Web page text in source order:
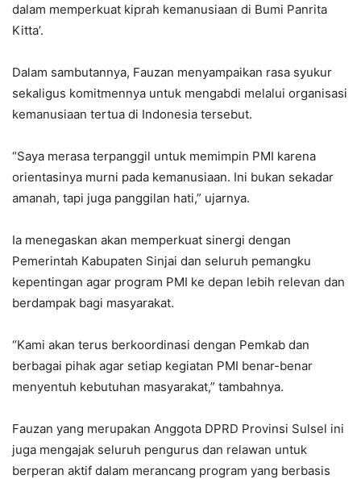
dalam memperkuat kiprah kemanusiaan di Bumi Panrita
Kitta’.
Dalam sambutannya, Fauzan menyampaikan rasa syukur
sekaligus komitmennya untuk mengabdi melalui organisasi
kemanusiaan tertua di Indonesia tersebut.
“Saya merasa terpanggil untuk memimpin PMI karena
orientasinya murni pada kemanusiaan. Ini bukan sekadar
amanah, tapi juga panggilan hati,” ujarnya.
Ia menegaskan akan memperkuat sinergi dengan
Pemerintah Kabupaten Sinjai dan seluruh pemangku
kepentingan agar program PMI ke depan lebih relevan dan
berdampak bagi masyarakat.
“Kami akan terus berkoordinasi dengan Pemkab dan
berbagai pihak agar setiap kegiatan PMI benar-benar
menyentuh kebutuhan masyarakat,” tambahnya.
Fauzan yang merupakan Anggota DPRD Provinsi Sulsel ini
juga mengajak seluruh pengurus dan relawan untuk
berperan aktif dalam merancang program yang berbasis